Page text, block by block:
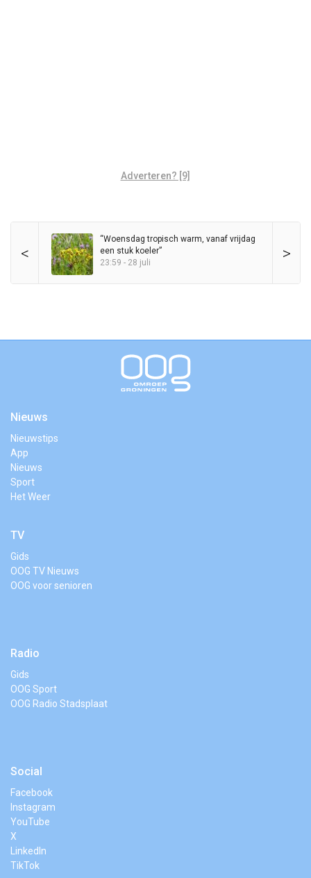
Adverteren? [9]
< >
“Woensdag tropisch warm, vanaf vrijdag
een stuk koeler”
23:59 - 28 juli
Nieuws
Nieuwstips
App
Nieuws
Sport
Het Weer
TV
Gids
OOG TV Nieuws
OOG voor senioren
Radio
Gids
OOG Sport
OOG Radio Stadsplaat
Social
Facebook
Instagram
YouTube
X
LinkedIn
TikTok